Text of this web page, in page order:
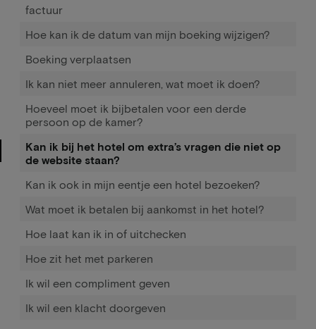
factuur
Hoe kan ik de datum van mijn boeking wijzigen?
Boeking verplaatsen
Ik kan niet meer annuleren, wat moet ik doen?
Hoeveel moet ik bijbetalen voor een derde
persoon op de kamer?
Kan ik bij het hotel om extra’s vragen die niet op
de website staan?
Kan ik ook in mijn eentje een hotel bezoeken?
Wat moet ik betalen bij aankomst in het hotel?
Hoe laat kan ik in of uitchecken
Hoe zit het met parkeren
Ik wil een compliment geven
Ik wil een klacht doorgeven